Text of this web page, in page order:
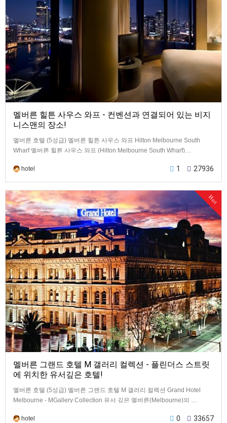
멜버른 힐튼 사우스 와프 - 컨벤션과 연결되어 있는 비지
니스맨의 장소!
멜버른 호텔 (5성급) 멜버른 힐튼 사우스 와프 Hilton Melbourne South
Wharf 멜버른 힐튼 사우스 와프 (Hilton Melbourne South Wharf)…
hotel 1 27936
Hot
멜버른 그랜드 호텔 M 갤러리 컬렉션 - 플린더스 스트릿
에 위치한 유서깊은 호텔!
멜버른 호텔 (5성급) 멜버른 그랜드 호텔 M 갤러리 컬렉션 Grand Hotel
Melbourne - MGallery Collection 유서 깊은 멜버른(Melbourne)의 …
hotel 0 33657